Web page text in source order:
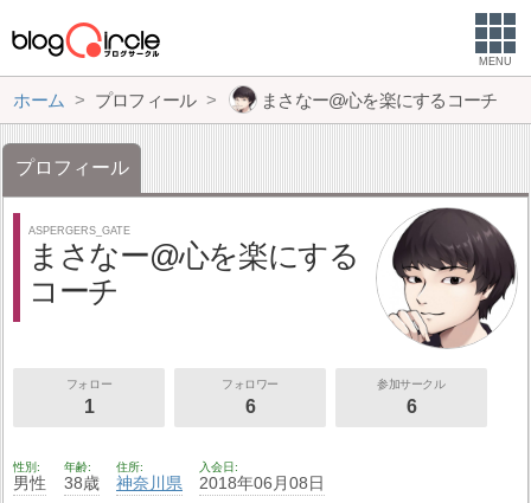
MENU
ホーム プロフィール まさなー@心を楽にするコーチ
プロフィール
ASPERGERS_GATE
まさなー@心を楽にする
コーチ
フォロー
1
フォロワー
6
参加サークル
6
性別
男性
年齢
38歳
住所
神奈川県
入会日
2018年06月08日